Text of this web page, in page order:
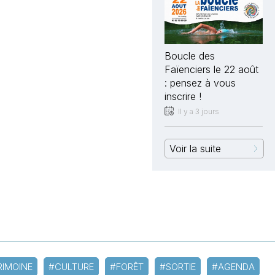
Boucle des
Faïenciers le 22 août
: pensez à vous
inscrire !
Il y a 3 jours
Voir la suite
#CULTURE #FORÊT #SORTIE #AGENDA